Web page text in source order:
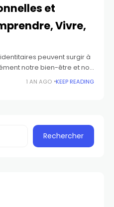
et
Vivre,
peuvent surgir à
notre bien-être et nos
par des
il est possible de
1 AN AGO KEEP READING
Rechercher